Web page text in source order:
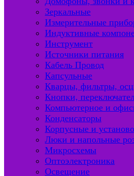
Зеркальные
Измерительные
Индуктивные
Инструмент
Источники питания
Кабель Провод
Капсульные
Кварцы, фильтры,
Кнопки,
Компьютерное и
Конденсаторы
Корпусные и
Люки и напольные
Микросхемы
Оптоэлектроника
Освещение